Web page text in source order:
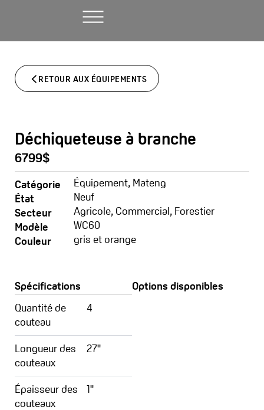
contenu
RETOUR AUX ÉQUIPEMENTS
Déchiqueteuse à branche
6799$
Catégorie Équipement, Mateng
État
Neuf
Secteur
Agricole, Commercial, Forestier
Modèle
WC60
Couleur
gris et orange
Spécifications
Quantité de
couteau
4
Longueur des
couteaux
27''
Épaisseur des
couteaux
1''
Options disponibles